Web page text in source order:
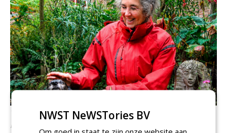
Tinka Chabot, hovenier in de gemeente Arnhem en vooral
kritisch inwoner
NWST NeWSTories BV